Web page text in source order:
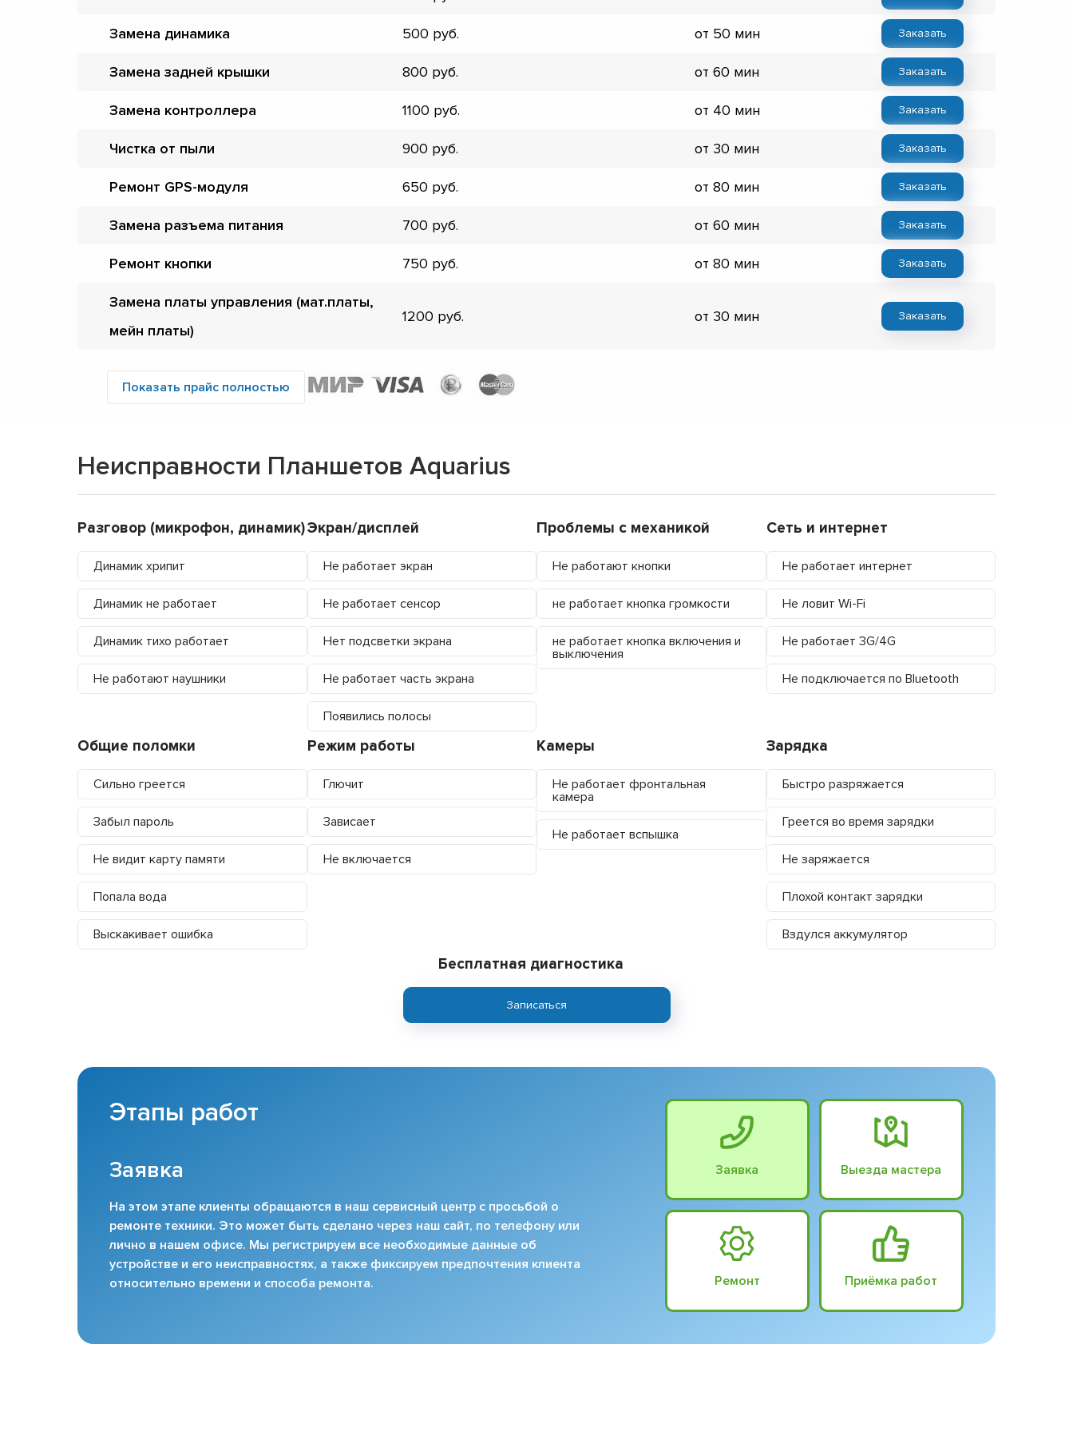
Замена динамика 500 от 50 мин Заказать
Замена задней крышки 800 от 60 мин Заказать
Замена контроллера 1100 от 40 мин Заказать
Чистка от пыли 900 от 30 мин Заказать
Ремонт GPS-модуля 650 от 80 мин Заказать
Замена разъема питания 700 от 60 мин Заказать
Ремонт кнопки 750 от 80 мин Заказать
Замена платы управления (мат.платы,
мейн платы)
1200 от 30 мин Заказать
Показать прайс полностью
Неисправности Планшетов Aquarius
Разговор (микрофон, динамик)
Динамик хрипит
Динамик не работает
Динамик тихо работает
Не работают наушники
Экран/дисплей
Не работает экран
Не работает сенсор
Нет подсветки экрана
Не работает часть экрана
Появились полосы
Проблемы с механикой
Не работают кнопки
не работает кнопка громкости
не работает кнопка включения и
выключения
Сеть и интернет
Не работает интернет
Не ловит Wi-Fi
Не работает 3G/4G
Не подключается по Bluetooth
Общие поломки
Сильно греется
Забыл пароль
Не видит карту памяти
Попала вода
Выскакивает ошибка
Режим работы
Глючит
Зависает
Не включается
Камеры
Не работает фронтальная
камера
Не работает вспышка
Зарядка
Быстро разряжается
Греется во время зарядки
Не заряжается
Плохой контакт зарядки
Вздулся аккумулятор
Бесплатная диагностика
Записаться
Этапы работ
Заявка
На этом этапе клиенты обращаются в наш сервисный центр с просьбой о
ремонте техники. Это может быть сделано через наш сайт, по телефону или
лично в нашем офисе. Мы регистрируем все необходимые данные об
устройстве и его неисправностях, а также фиксируем предпочтения клиента
относительно времени и способа ремонта.
Заявка Выезда мастера
Ремонт Приёмка работ